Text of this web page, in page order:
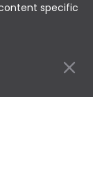
specific